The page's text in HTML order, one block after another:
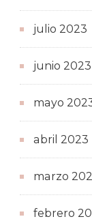
julio 2023
junio 2023
mayo
abril 2023
marzo
febrero